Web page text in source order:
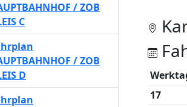
17
/ ZOB
C
/ ZOB
D